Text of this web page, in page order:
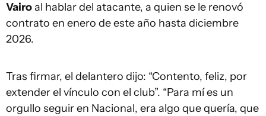
Vairoal hablar del atacante, a quien se le renovó
contrato en enero de este año hasta diciembre
2026.
Tras firmar, el delantero dijo: “Contento, feliz, por
extender el vínculo con el club”. “Para mí es un
orgullo seguir en Nacional, era algo que quería, que